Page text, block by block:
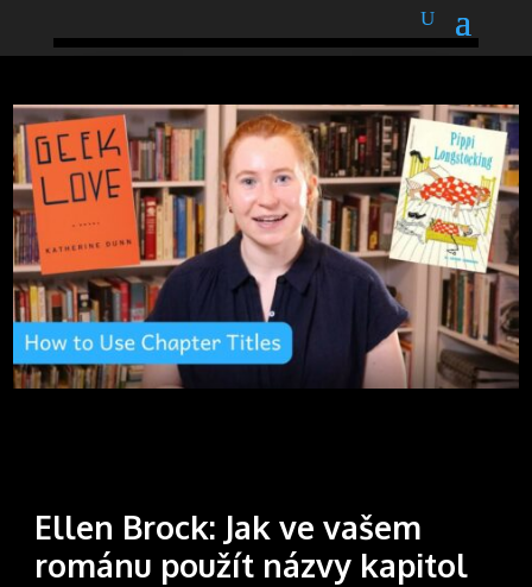
Ellen Brock: Jak ve vašem
románu použít názvy kapitol